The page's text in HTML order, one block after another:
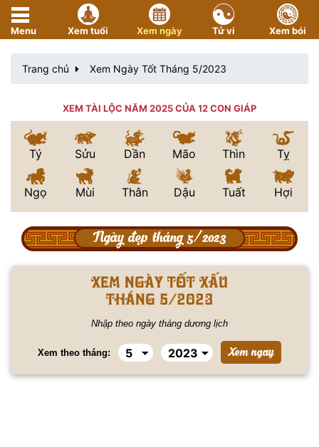
Menu Xem tuổi Xem ngày Tử vi Xem bói
Trang chủ Xem Ngày Tốt Tháng 5/2023
XEM TÀI LỘC NĂM 2025 CỦA 12 CON GIÁP
Tý Sửu Dần Mão Thìn Tỵ
Ngọ Mùi Thân Dậu Tuất Hợi
Ngày đẹp tháng 5/2023
Xem ngày tốt xấu
tháng 5/2023
Nhập theo ngày tháng dương lịch
Xem theo tháng: